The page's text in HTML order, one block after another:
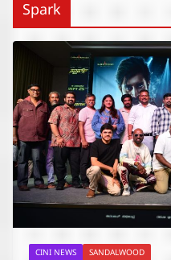
Spark
CINI NEWS SANDALWOOD